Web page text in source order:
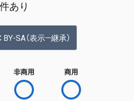
あり
BY-SA（表示—継承）
非商用 商用